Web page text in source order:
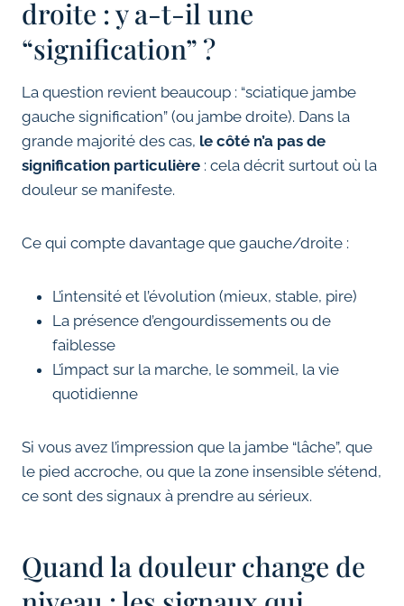
droite : y a-t-il une
“signification” ?
La question revient beaucoup : “sciatique jambe
gauche signification” (ou jambe droite). Dans la
grande majorité des cas, le côté n’a pas de
signification particulière : cela décrit surtout où la
douleur se manifeste.
Ce qui compte davantage que gauche/droite :
L’intensité et l’évolution (mieux, stable, pire)
La présence d’engourdissements ou de
faiblesse
L’impact sur la marche, le sommeil, la vie
quotidienne
Si vous avez l’impression que la jambe “lâche”, que
le pied accroche, ou que la zone insensible s’étend,
ce sont des signaux à prendre au sérieux.
Quand la douleur change de